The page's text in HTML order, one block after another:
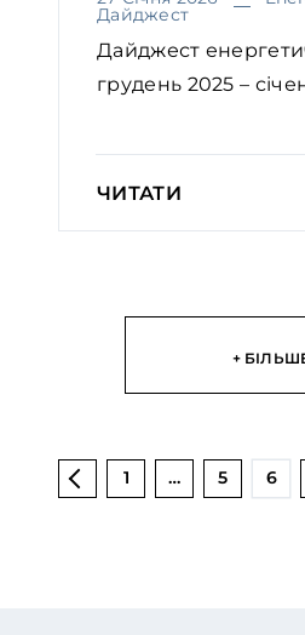
Дайджест
Дайджест
грудень 2025 –
ЧИТАТИ
+
1 … 5 6